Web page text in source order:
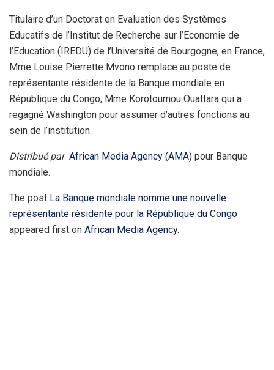
Titulaire d’un Doctorat en Evaluation des Systèmes
Educatifs de l’Institut de Recherche sur l’Economie de
l’Education (IREDU) de l’Université de Bourgogne, en France,
Mme Louise Pierrette Mvono remplace au poste de
représentante résidente de la Banque mondiale en
République du Congo, Mme Korotoumou Ouattara qui a
regagné Washington pour assumer d’autres fonctions au
sein de l’institution.
Distribué par African Media Agency (AMA) pour Banque
mondiale.
The post La Banque mondiale nomme une nouvelle
représentante résidente pour la République du Congo
appeared first on African Media Agency.